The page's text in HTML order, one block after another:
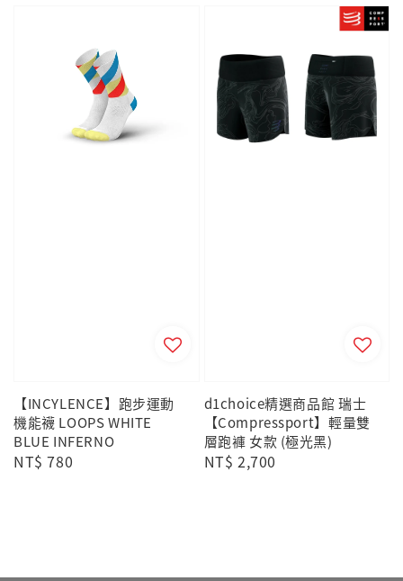
【INCYLENCE】跑步運動
機能襪 LOOPS WHITE
BLUE INFERNO
Regular
NT$ 780
d1choice精選商品館 瑞士
【Compressport】輕量雙
層跑褲 女款 (極光黑)
Regular
NT$ 2,700